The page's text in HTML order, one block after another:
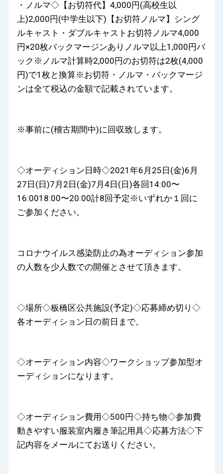
・ノルマ◇【お切符代】4,000円(高校生以
上)2,000円(中学生以下)【お切符ノルマ】シング
ルキャスト・ダブルキャストお切符ノルマ4,000
円×20枚バックマージンありノルマ以上1,000円バ
ック※ノルマ計算時2,000円のお切符は2枚(4,000
円)で1枚と換算※お切符・ノルマ・バックマージ
ンは全て税込の金額で記載されています。
※事前に(稽古期間中)に回収致します。
◇オーディション日時◇2021年6月25日(金)6月
27日(日)7月2日(金)7月4日(日)各回14:00〜
16:0018:00〜20:00計8回予定※いずれか１回に
ご参加ください。
コロナウイルス感染防止の為オーディション参加
の人数を少人数での開催とさせて頂きます。
◇場所◇板橋区公共施設(予定)◇応募締め切り◇
各オーディション日の前日まで。
◇オーディション内容◇ワークショップ参加型オ
ーディションになります。
◇オーディション費用◇500円◇持ち物◇参加費
動きやすい服装室内履き筆記用具◇応募方法◇下
記内容をメールにてお送りください。